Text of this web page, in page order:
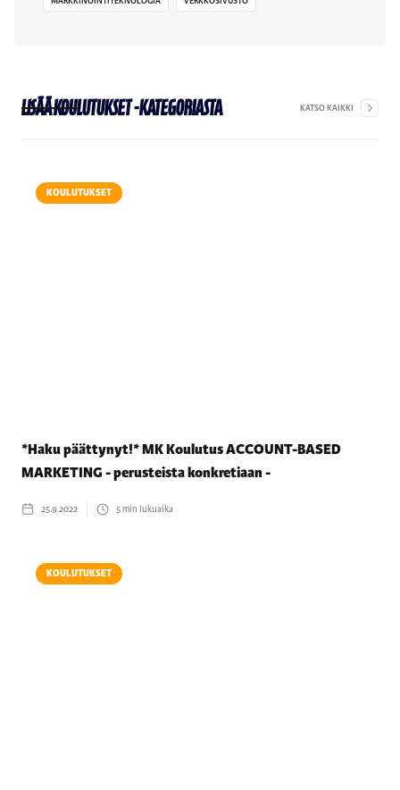
LisääKoulutukset-kategoriasta KATSO KAIKKI
KOULUTUKSET
*Haku päättynyt!* MK Koulutus ACCOUNT-BASED
MARKETING - perusteista konkretiaan -
25.9.2022 5min lukuaika
KOULUTUKSET